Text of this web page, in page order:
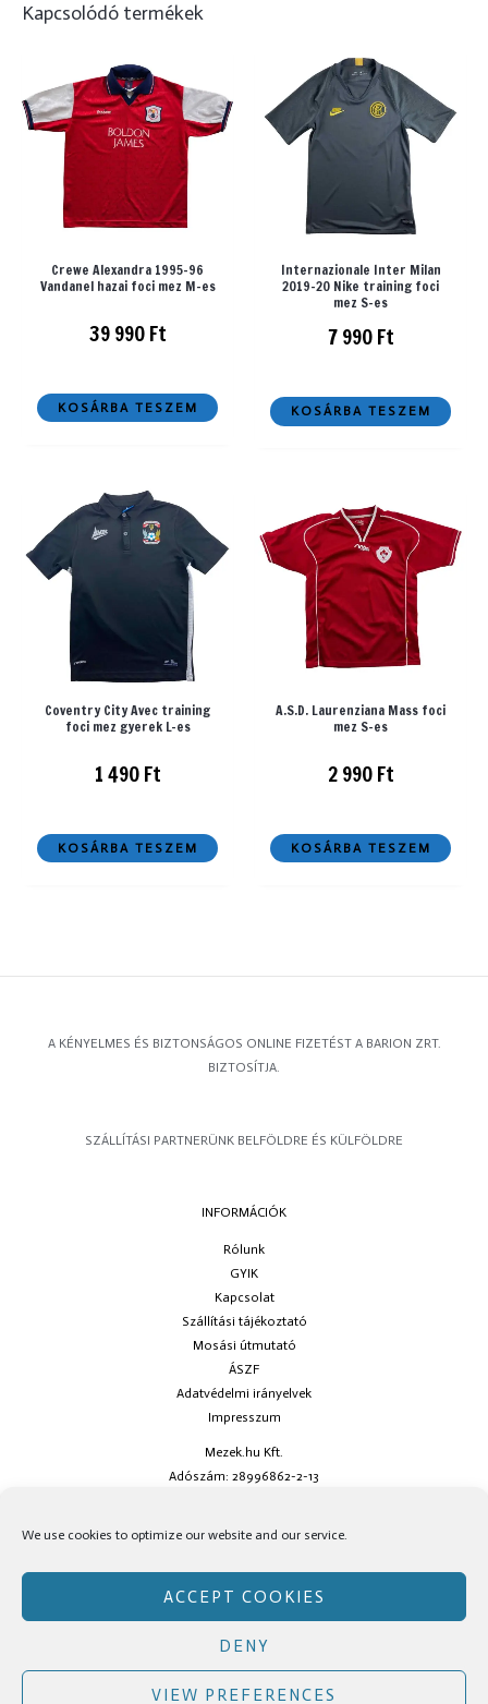
We use cookies to optimize our website and our service.
ACCEPT COOKIES
DENY
VIEW PREFERENCES
Kapcsolódó termékek
Crewe Alexandra 1995-96
Vandanel hazai foci mez M-es
39 990Ft
KOSÁRBA TESZEM
Internazionale Inter Milan
2019-20 Nike training foci
mez S-es
7 990Ft
KOSÁRBA TESZEM
Coventry City Avec training
foci mez gyerek L-es
1 490Ft
KOSÁRBA TESZEM
A.S.D. Laurenziana Mass foci
mez S-es
2 990Ft
KOSÁRBA TESZEM
A KÉNYELMES ÉS BIZTONSÁGOS ONLINE FIZETÉST A BARION ZRT.
BIZTOSÍTJA.
SZÁLLÍTÁSI PARTNERÜNK BELFÖLDRE ÉS KÜLFÖLDRE
INFORMÁCIÓK
Rólunk
GYIK
Kapcsolat
Szállítási tájékoztató
Mosási útmutató
ÁSZF
Adatvédelmi irányelvek
Impresszum
Mezek.hu Kft.
Adószám: 28996862-2-13
social oldalainkon!
Copyright © Mezek.hu 2026 Mezek.hu
Facebook Instagram